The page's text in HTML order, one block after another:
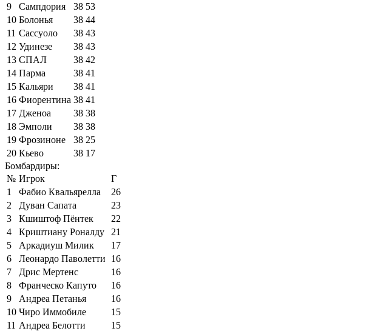
9
Сампдория 38 53
10 Болонья 38 44
11 Сассуоло 38 43
12 Удинезе 38 43
13 СПАЛ 38 42
14 Парма 38 41
15 Кальяри 38 41
16 Фиорентина 38 41
17 Дженоа 38 38
18 Эмполи 38 38
19 Фрозиноне 38 25
20 Кьево 38 17
Бомбардиры:
№ Игрок
Г
1
Фабио Квальярелла
26
2
Дуван Сапата
23
3
Кшиштоф Пёнтек
22
4
Криштиану Роналду
21
5
Аркадиуш Милик
17
6
Леонардо Паволетти
16
7
Дрис Мертенс
16
8
Франческо Капуто
16
9
Андреа Петанья
16
10 Чиро Иммобиле
15
11 Андреа Белотти
15